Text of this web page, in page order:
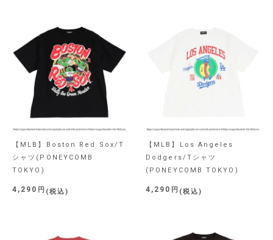
【MLB】Boston Red Sox/T
シャツ(PONEYCOMB
TOKYO)
4,290 税込
【MLB】Los Angeles
Dodgers/Tシャツ
(PONEYCOMB TOKYO)
4,290 税込